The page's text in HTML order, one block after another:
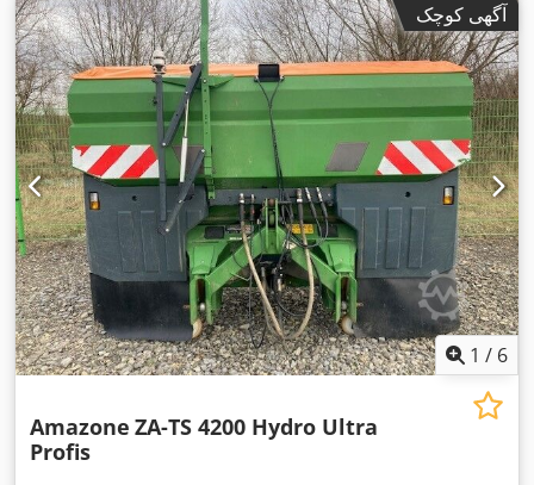
آگهی کوچک
1 / 6
Amazone ZA-TS 4200 Hydro Ultra
Profis